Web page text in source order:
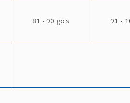
81 - 90 gols 91 -